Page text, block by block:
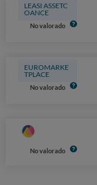
LEASI ASSETC
OANCE
No valorado
EUROMARKE
TPLACE
No valorado
No valorado